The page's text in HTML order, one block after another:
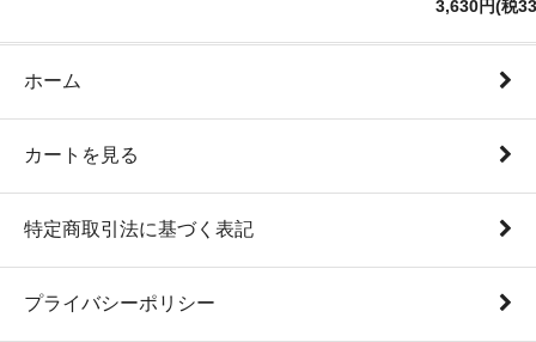
3,630円(税
ホーム
カートを見る
特定商取引法に基づく表記
プライバシーポリシー